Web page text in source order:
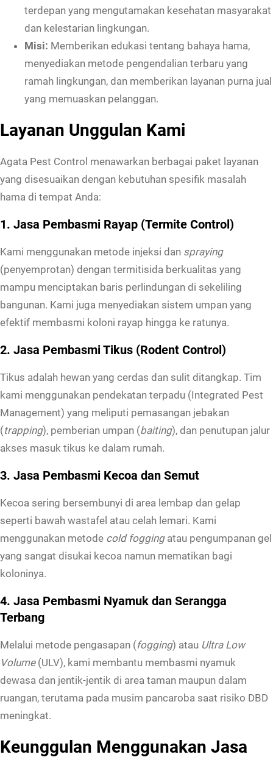
terdepan yang mengutamakan kesehatan masyarakat
dan kelestarian lingkungan.
Misi: Memberikan edukasi tentang bahaya hama,
menyediakan metode pengendalian terbaru yang
ramah lingkungan, dan memberikan layanan purna jual
yang memuaskan pelanggan.
Layanan Unggulan Kami
Agata Pest Control menawarkan berbagai paket layanan
yang disesuaikan dengan kebutuhan spesifik masalah
hama di tempat Anda:
1. Jasa Pembasmi Rayap (Termite Control)
Kami menggunakan metode injeksi dan spraying
(penyemprotan) dengan termitisida berkualitas yang
mampu menciptakan baris perlindungan di sekeliling
bangunan. Kami juga menyediakan sistem umpan yang
efektif membasmi koloni rayap hingga ke ratunya.
2. Jasa Pembasmi Tikus (Rodent Control)
Tikus adalah hewan yang cerdas dan sulit ditangkap. Tim
kami menggunakan pendekatan terpadu (Integrated Pest
Management) yang meliputi pemasangan jebakan
(trapping), pemberian umpan (baiting), dan penutupan jalur
akses masuk tikus ke dalam rumah.
3. Jasa Pembasmi Kecoa dan Semut
Kecoa sering bersembunyi di area lembap dan gelap
seperti bawah wastafel atau celah lemari. Kami
menggunakan metode cold foggingatau pengumpanan gel
yang sangat disukai kecoa namun mematikan bagi
koloninya.
4. Jasa Pembasmi Nyamuk dan Serangga
Terbang
Melalui metode pengasapan (fogging) atau Ultra Low
Volume(ULV), kami membantu membasmi nyamuk
dewasa dan jentik-jentik di area taman maupun dalam
ruangan, terutama pada musim pancaroba saat risiko DBD
meningkat.
Keunggulan Menggunakan Jasa